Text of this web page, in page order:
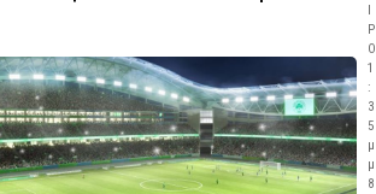
Ρ
Ο
1
:
3
5
μ
μ
8